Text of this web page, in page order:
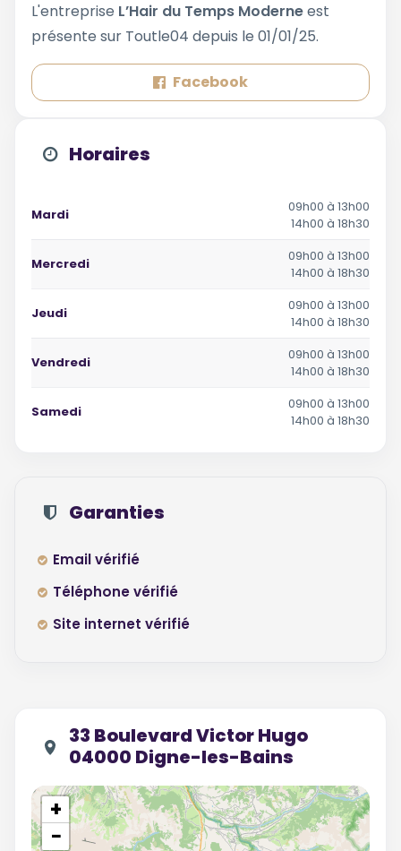
L'entreprise L’Hair du Temps Moderneest
présente sur Toutle04 depuis le 01/01/25.
Facebook
Horaires
Mardi
09h00 à 13h00
14h00 à 18h30
Mercredi
09h00 à 13h00
14h00 à 18h30
Jeudi
09h00 à 13h00
14h00 à 18h30
Vendredi
09h00 à 13h00
14h00 à 18h30
Samedi
09h00 à 13h00
14h00 à 18h30
Garanties
Email vérifié
Téléphone vérifié
Site internet vérifié
33 Boulevard Victor Hugo
04000 Digne-les-Bains
+
−